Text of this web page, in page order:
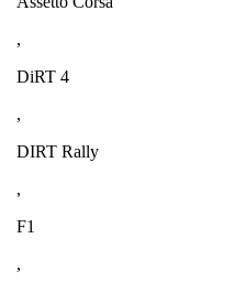
,
DiRT 4
,
DIRT Rally
,
F1
,